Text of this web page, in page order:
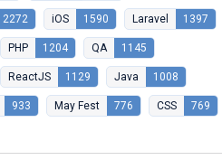
2272 iOS 1590 Laravel 1397
PHP 1204 QA 1145
ReactJS 1129 Java 1008
933 May Fest 776 CSS 769